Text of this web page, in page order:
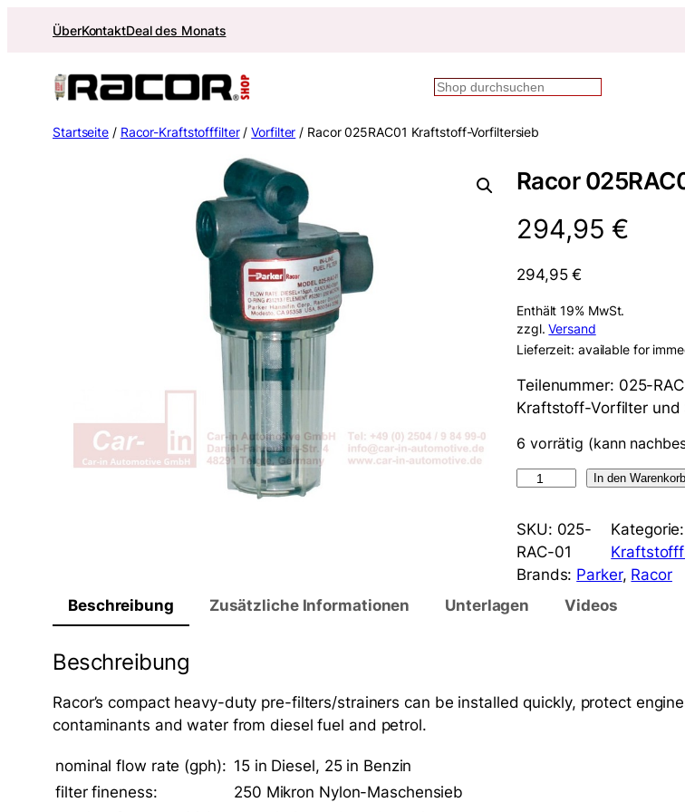
ÜberKontaktDeal des Monats
Suchen
Startseite / Racor-Kraftstofffilter/Vorfilter / Racor 025RAC01 Kraftstoff-Vorfiltersieb
Racor
294,95 €
294,95€
Enthält 19% MwSt.
zzgl.Versand
Lieferzeit: available for
Teilenummer: 025-
Kraftstoff-Vorfilter und
6 vorrätig (kann
c
o
r
2
C
In den Warenkorb
SKU: 025-
RAC-01
Brands: Parker, Racor
Beschreibung
Zusätzliche Informationen Unterlagen Videos
Beschreibung
Racor’s compact heavy-duty pre-filters/strainers can be installed quickly, protect
contaminants and water from diesel fuel and petrol.
nominal flow rate (gph): 15 in Diesel, 25 in Benzin
filter fineness:
250 Mikron Nylon-Maschensieb